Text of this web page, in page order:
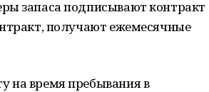
запаса подписывают контракт
получают ежемесячные
на время пребывания в